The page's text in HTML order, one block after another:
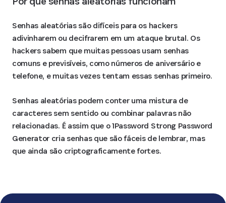
Senhas aleatórias são difíceis para os hackers
adivinharem ou decifrarem em um ataque brutal. Os
hackers sabem que muitas pessoas usam senhas
comuns e previsíveis, como números de aniversário e
telefone, e muitas vezes tentam essas senhas primeiro.
Senhas aleatórias podem conter uma mistura de
caracteres sem sentido ou combinar palavras não
relacionadas. É assim que o 1Password Strong Password
Generator cria senhas que são fáceis de lembrar, mas
que ainda são criptograficamente fortes.